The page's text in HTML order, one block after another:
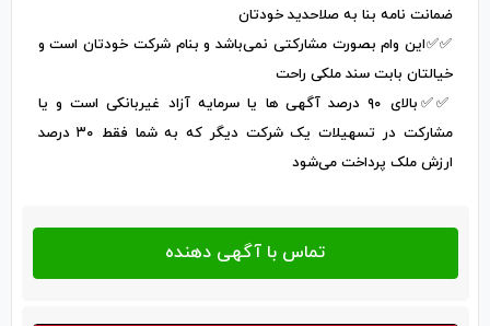
ضمانت نامه بنا به صلاحدید خودتان
✅️✅️این وام بصورت مشارکتی نمی‌باشد و بنام شرکت خودتان است و
خیالتان بابت سند ملکی راحت
✅️✅️بالای ۹۰ درصد آگهی ها یا سرمایه آزاد غیربانکی است و یا
مشارکت در تسهیلات یک شرکت دیگر که به شما فقط ۳۰ درصد
ارزش ملک پرداخت می‌شود